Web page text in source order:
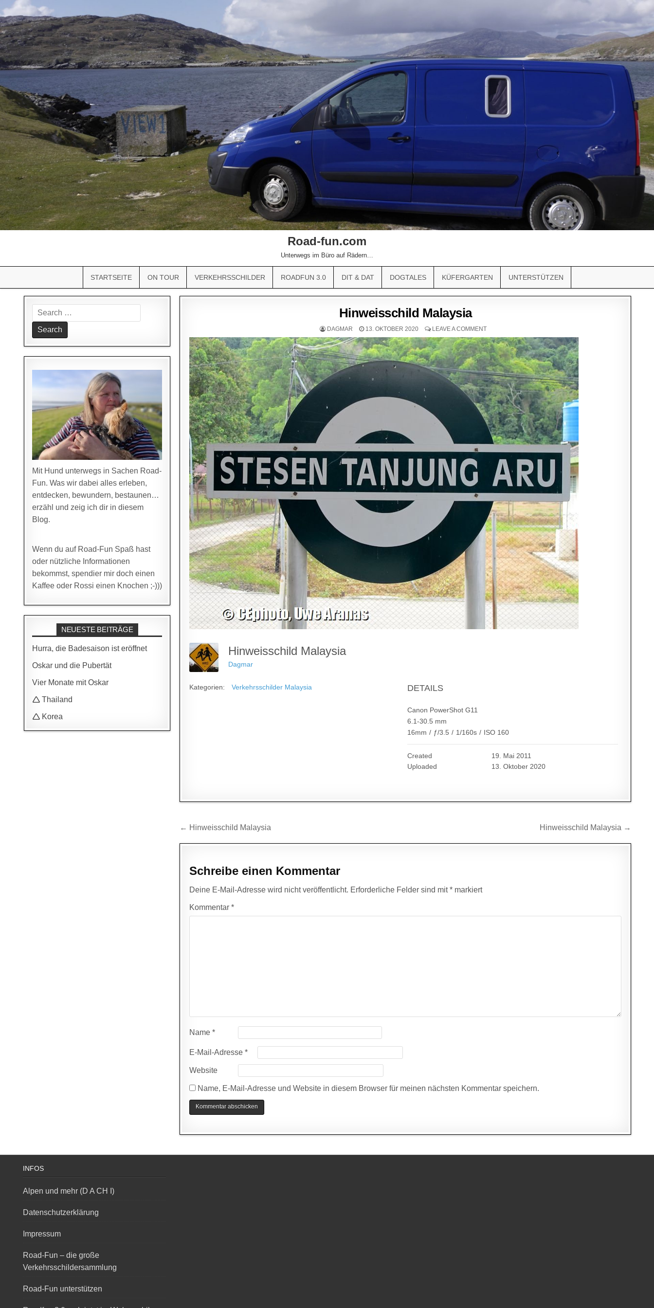
Road-fun.com
Unterwegs im Büro auf Rädern…
STARTSEITE ON TOUR VERKEHRSSCHILDER ROADFUN 3.0 DIT & DAT DOGTALES KÜFERGARTEN UNTERSTÜTZEN
Hinweisschild Malaysia
DAGMAR 13. OKTOBER 2020 LEAVE A COMMENT
Hinweisschild Malaysia
Dagmar
Kategorien: Verkehrsschilder Malaysia DETAILS
Canon PowerShot G11
6.1-30.5 mm
16mm / ƒ/3.5 / 1/160s / ISO 160
Created
19. Mai 2011
Uploaded
13. Oktober 2020
Beitragsnavigation
← Hinweisschild Malaysia Hinweisschild Malaysia →
Schreibe einen Kommentar
Deine E-Mail-Adresse wird nicht veröffentlicht. Erforderliche Felder sind mit* markiert
Kommentar*
Name*
E-Mail-Adresse*
Website
Name, E-Mail-Adresse und Website in diesem Browser für meinen nächsten Kommentar speichern.
Search
for:
Mit Hund unterwegs in Sachen Road-
Fun. Was wir dabei alles erleben,
entdecken, bewundern, bestaunen…
erzähl und zeig ich dir in diesem
Blog.
Wenn du auf Road-Fun Spaß hast
oder nützliche Informationen
bekommst, spendier mir doch einen
Kaffee oder Rossi einen Knochen ;-)))
NEUESTE BEITRÄGE
Hurra, die Badesaison ist eröffnet
Oskar und die Pubertät
Vier Monate mit Oskar
🛆 Thailand
🛆 Korea
INFOS
Alpen und mehr (D A CH I)
Datenschutzerklärung
Impressum
Road-Fun – die große
Verkehrsschildersammlung
Road-Fun unterstützen